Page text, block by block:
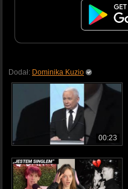
Dodał: Dominika Kuzio
00:23